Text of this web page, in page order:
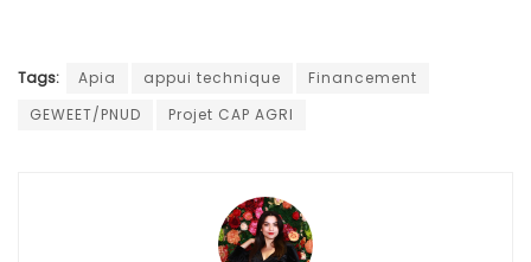
Tags: Apia appui technique
Financement
GEWEET/PNUD
Projet CAP AGRI